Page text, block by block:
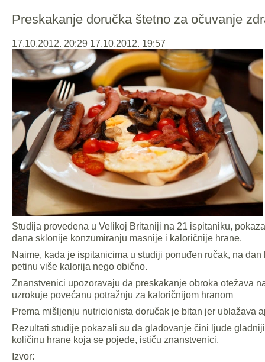
Preskakanje doručka štetno za očuvanje
17.10.2012. 20:29 17.10.2012. 19:57
Studija provedena u Velikoj Britaniji na 21 ispitaniku,
dana sklonije konzumiranju masnije i kaloričnije hrane.
Naime, kada je ispitanicima u studiji ponuđen ručak, na
petinu više kalorija nego obično.
Znanstvenici upozoravaju da preskakanje obroka otežava
uzrokuje povećanu potražnju za kaloričnijom hranom
Prema mišljenju nutricionista doručak je bitan jer ublažava
Rezultati studije pokazali su da gladovanje čini ljude
količinu hrane koja se pojede, ističu znanstvenici.
Izvor: